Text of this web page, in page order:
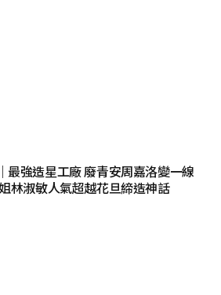
最強造星工廠 廢青安周嘉洛變一線
林淑敏人氣超越花旦締造神話